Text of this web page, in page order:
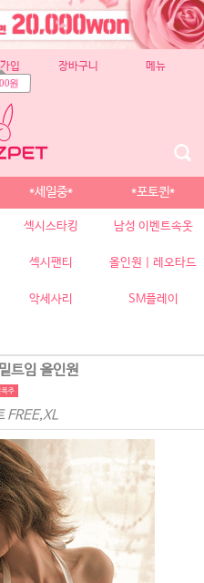
입
원
장바구니 메뉴
*세일중* *포토퀸*
섹시스타킹 남성 이벤트속옷
섹시팬티 올인원 | 레오타드
악세사리 SM플레이
트임 올인원
FREE,XL